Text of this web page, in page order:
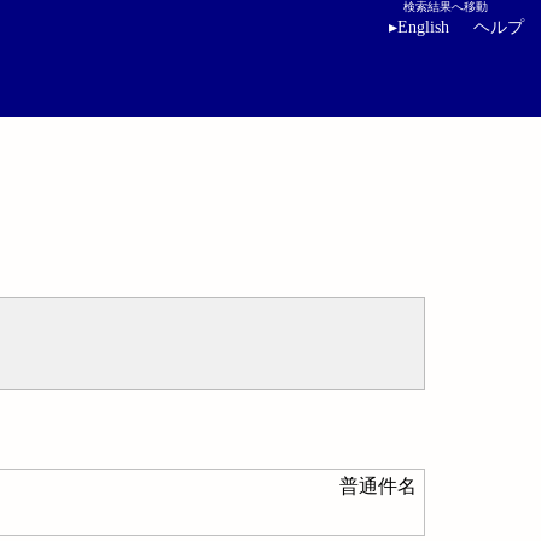
検索結果へ移動
▸English ヘルプ
普通件名